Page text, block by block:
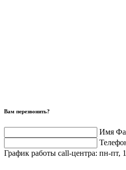
Вам перезвонить?
Имя
График работы call-центра: пн-пт,